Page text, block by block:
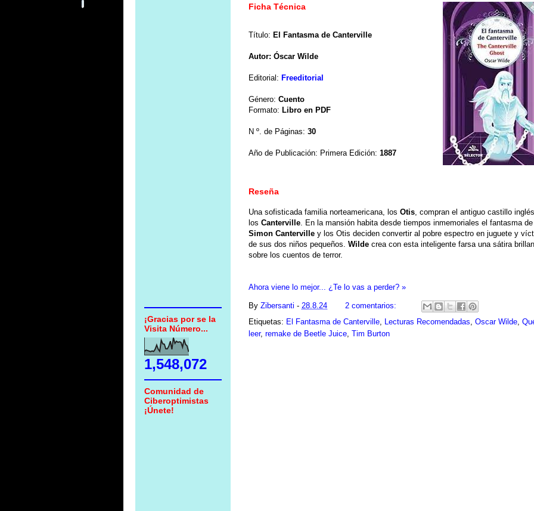
Ficha Técnica
Título: El Fantasma de Canterville
Autor: Óscar Wilde
Editorial: Freeditorial
Género: Cuento
Formato: Libro en PDF
N º. de Páginas: 30
Año de Publicación: Primera Edición: 1887
Reseña
Una sofisticada familia norteamericana, los Otis, compran el antiguo castillo
los Canterville. En la mansión habita desde tiempos inmemoriales el fantasma de
Simon Canterville y los Otis deciden convertir al pobre espectro en juguete y
de sus dos niños pequeños. Wilde crea con esta inteligente farsa una sátira
sobre los cuentos de terror.
Ahora viene lo mejor... ¿Te lo vas a perder? »
By Zibersanti - 28.8.24
2 comentarios:
Etiquetas: El Fantasma de Canterville, Lecturas Recomendadas, Oscar Wilde,
leer, remake de Beetle Juice, Tim Burton
¡Gracias por se la
Visita Número...
1,548,072
Comunidad de
Ciberoptimistas
¡Únete!